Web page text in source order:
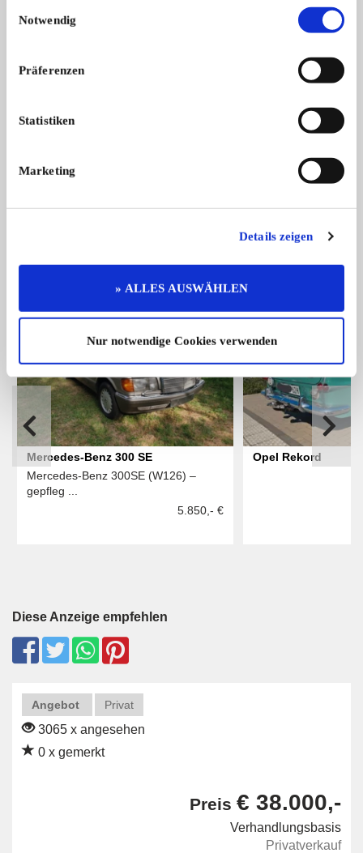
Notwendig
Präferenzen
Statistiken
Marketing
Details zeigen
» ALLES AUSWÄHLEN
Nur notwendige Cookies verwenden
8
Nur rund 3500 Exemplare wurden vom e ...
15
Mercedes-Benz 300 SE
Mercedes-Benz 300SE (W126) –
gepfleg ...
5.850,- €
Opel Rekord
Diese Anzeige empfehlen
Angebot Privat
3065 x angesehen
0 x gemerkt
Preis € 38.000,-
Verhandlungsbasis
Privatverkauf